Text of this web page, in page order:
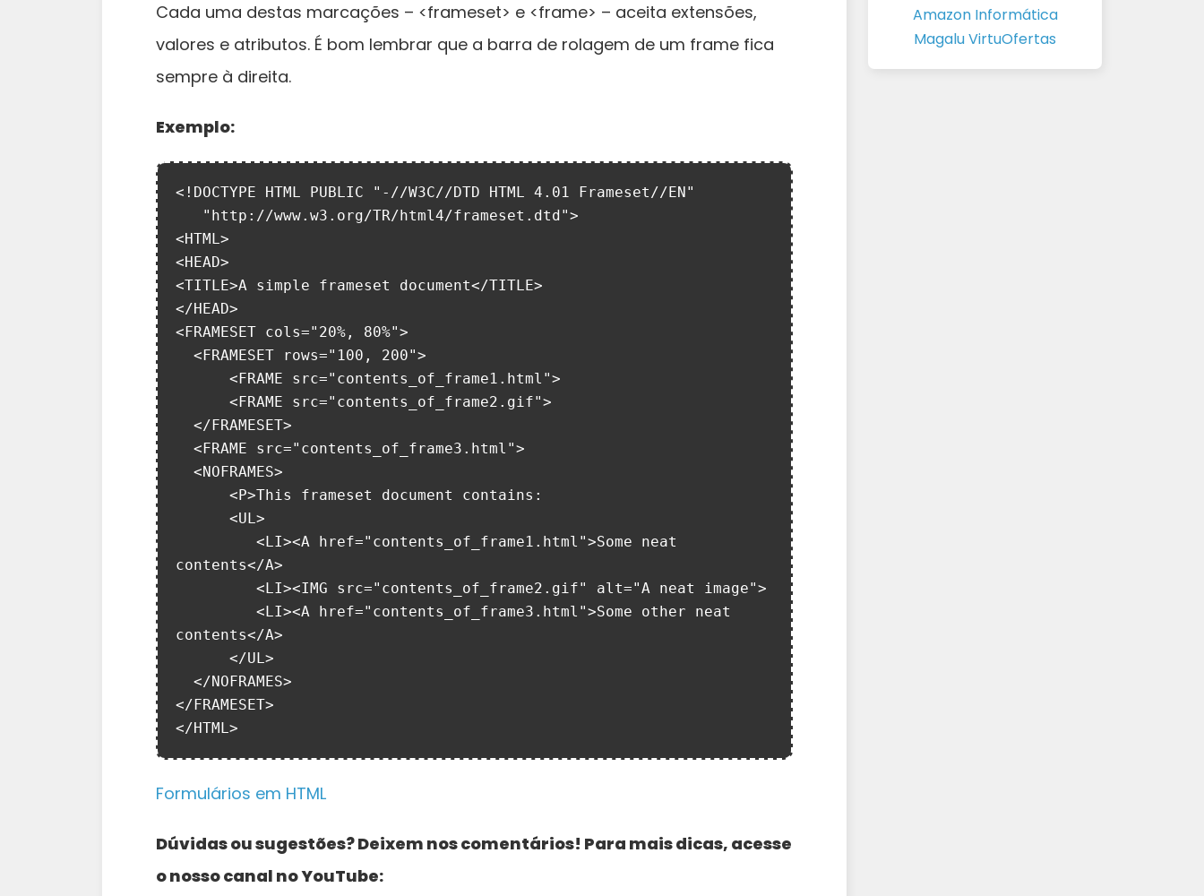
Cada uma destas marcações – <frameset> e <frame> – aceita extensões,
valores e atributos. É bom lembrar que a barra de rolagem de um frame fica
sempre à direita.
Exemplo:
<!DOCTYPE HTML PUBLIC "-//W3C//DTD HTML 4.01 Frameset//EN"
<HTML>
<HEAD>
<TITLE>A simple frameset document</TITLE>
</HEAD>
<FRAMESET cols="20%, 80%">
contents</A>
contents</A>
</FRAMESET>
</HTML>
Formulários em HTML
Dúvidas ou sugestões? Deixem nos comentários! Para mais dicas, acesse
o nosso canal no YouTube:
Amazon Informática
Magalu VirtuOfertas